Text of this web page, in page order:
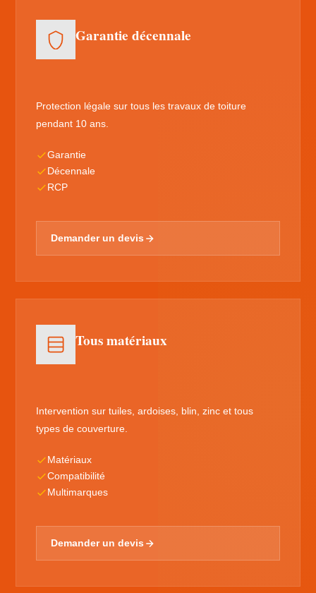
Garantie décennale
Protection légale sur tous les travaux de toiture
pendant 10 ans.
Garantie
Décennale
RCP
Demander un devis
Tous matériaux
Intervention sur tuiles, ardoises, blin, zinc et tous
types de couverture.
Matériaux
Compatibilité
Multimarques
Demander un devis